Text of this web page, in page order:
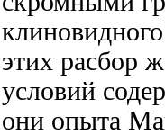
этих расбор
условий
они опыта